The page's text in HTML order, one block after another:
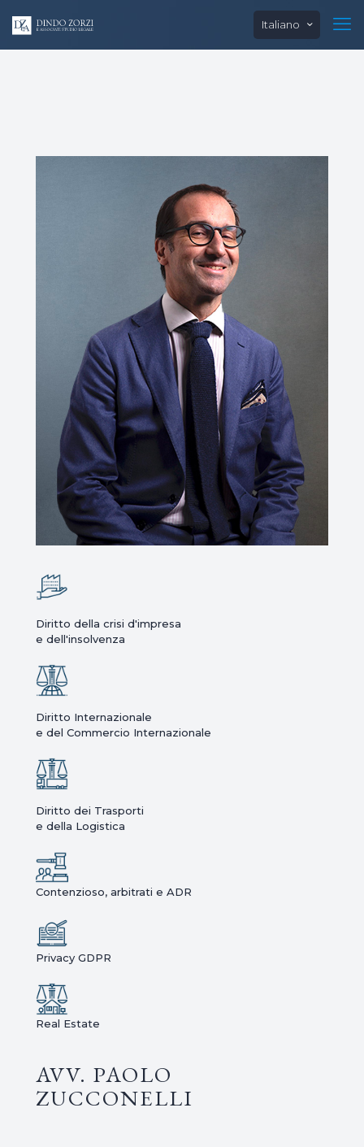
Italiano
Diritto della crisi d'impresa
e dell'insolvenza
Diritto Internazionale
e del Commercio Internazionale
Diritto dei Trasporti
e della Logistica
Contenzioso, arbitrati e ADR
Privacy GDPR
Real Estate
AVV. PAOLO
ZUCCONELLI